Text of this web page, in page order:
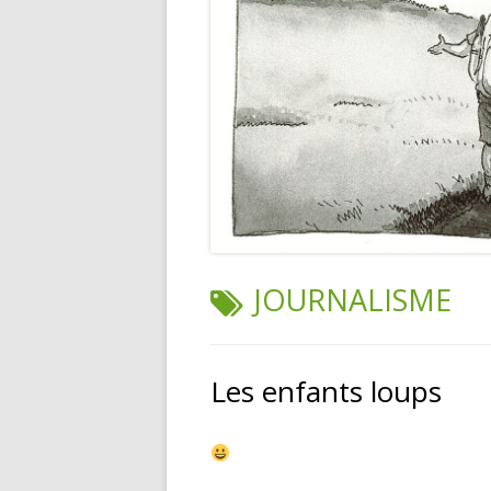
TAG:
JOURNALISME
Les enfants loups